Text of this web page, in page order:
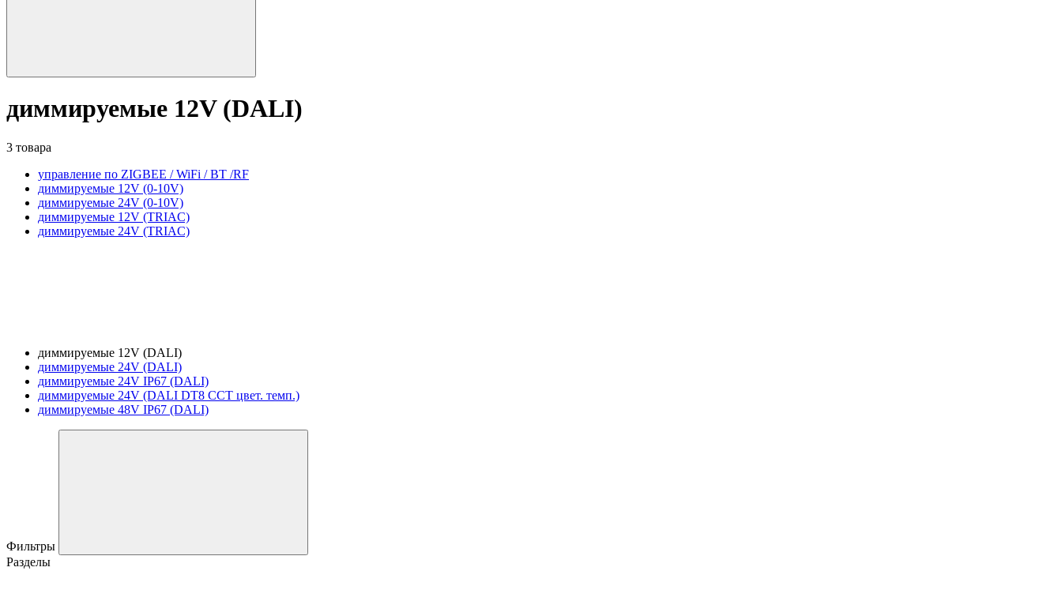
диммируемые 12V (DALI)
3 товара
управление по ZIGBEE / WiFi / BT /RF
диммируемые 12V (0-10V)
диммируемые 24V (0-10V)
диммируемые 12V (TRIAC)
диммируемые 24V (TRIAC)
диммируемые 12V (DALI)
диммируемые 24V (DALI)
диммируемые 24V IP67 (DALI)
диммируемые 24V (DALI DT8 CCT цвет. темп.)
диммируемые 48V IP67 (DALI)
Фильтры
Разделы